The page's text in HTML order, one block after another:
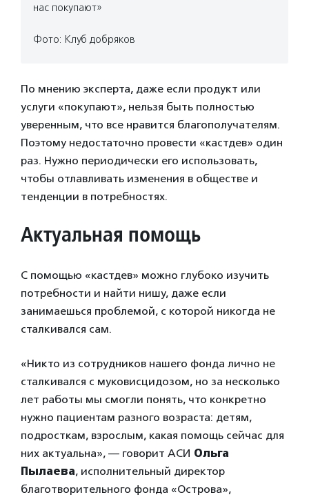
нас покупают»
Фото: Клуб добряков
По мнению эксперта, даже если продукт или
услуги «покупают», нельзя быть полностью
уверенным, что все нравится благополучателям.
Поэтому недостаточно провести «кастдев» один
раз. Нужно периодически его использовать,
чтобы отлавливать изменения в обществе и
тенденции в потребностях.
Актуальная помощь
С помощью «кастдев» можно глубоко изучить
потребности и найти нишу, даже если
занимаешься проблемой, с которой никогда не
сталкивался сам.
«Никто из сотрудников нашего фонда лично не
сталкивался с муковисцидозом, но за несколько
лет работы мы смогли понять, что конкретно
нужно пациентам разного возраста: детям,
подросткам, взрослым, какая помощь сейчас для
них актуальна», — говорит АСИ Ольга
Пылаева, исполнительный директор
благотворительного фонда «Острова»,